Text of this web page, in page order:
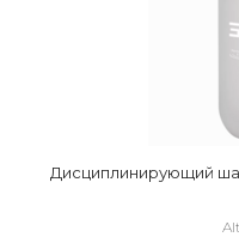
Дисциплинирующий